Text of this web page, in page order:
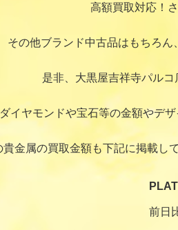
高額買取対応！
その他ブランド中古品はもちろ
是非、大黒屋吉祥寺パル
ダイヤモンドや宝石等の金額やデ
貴金属の買取金額も下記に掲載し
前日